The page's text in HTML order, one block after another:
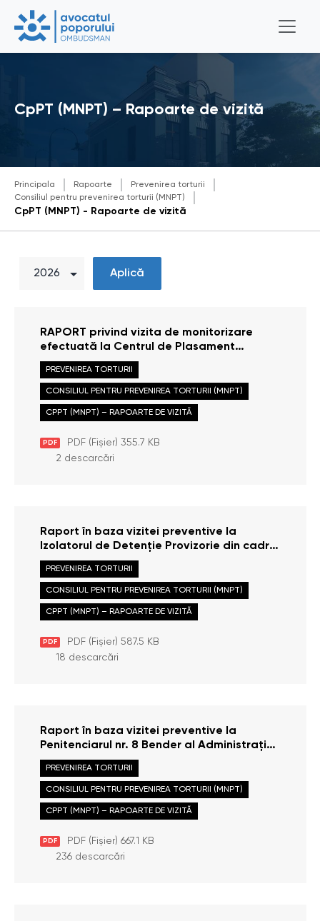
CpPT (MNPT) – Rapoarte de vizită
Principala Rapoarte
Prevenirea torturii
Consiliul pentru prevenirea torturii (MNPT)
CpPT (MNPT) - Rapoarte de vizită
Aplică
RAPORT privind vizita de monitorizare
efectuată la Centrul de Plasament
Temporar pentru Persoane cu Dizabilități
(Adulte) din s. Brînzeni, r. Edineț, din data
de 25 mai 2026
PDF PDF (Fișier) 355.7 KB
PREVENIREA TORTURII
CONSILIUL PENTRU PREVENIREA TORTURII (MNPT)
CPPT (MNPT) – RAPOARTE DE VIZITĂ
2 descarcări
Raport în baza vizitei preventive la
Izolatorul de Detenție Provizorie din cadrul
Inspectoratului de Poliție Ungheni,
efectuate la data de 11 martie 2026
PDF PDF (Fișier) 587.5 KB
PREVENIREA TORTURII
CONSILIUL PENTRU PREVENIREA TORTURII (MNPT)
CPPT (MNPT) – RAPOARTE DE VIZITĂ
18 descarcări
Raport în baza vizitei preventive la
Penitenciarul nr. 8 Bender al Administrației
Naționale a Penitenciarelor, efectuate la
data de 17 februarie 2026
PDF PDF (Fișier) 667.1 KB
PREVENIREA TORTURII
CONSILIUL PENTRU PREVENIREA TORTURII (MNPT)
CPPT (MNPT) – RAPOARTE DE VIZITĂ
236 descarcări